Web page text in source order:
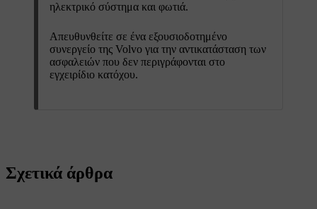
ηλεκτρικό σύστημα και φωτιά.
Απευθυνθείτε σε ένα εξουσιοδοτημένο
συνεργείο της Volvo για την αντικατάσταση των
ασφαλειών που δεν περιγράφονται στο
εγχειρίδιο κατόχου.
Σχετικά άρθρα